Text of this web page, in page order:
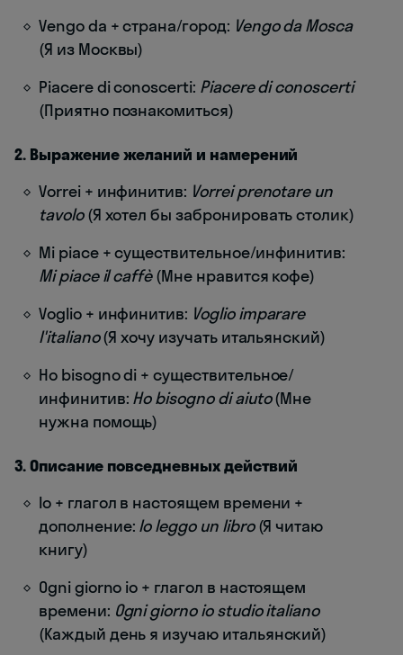
Vengo da + страна/город: Vengo da Mosca
(Я из Москвы)
Piacere di conoscerti: Piacere di conoscerti
(Приятно познакомиться)
2. Выражение желаний и намерений
Vorrei + инфинитив: Vorrei prenotare un
tavolo(Я хотел бы забронировать столик)
Mi piace + существительное/инфинитив:
Mi piace il caffè(Мне нравится кофе)
Voglio + инфинитив: Voglio imparare
l'italiano(Я хочу изучать итальянский)
Ho bisogno di + существительное/
инфинитив: Ho bisogno di aiuto(Мне
нужна помощь)
3. Описание повседневных действий
Io + глагол в настоящем времени +
дополнение: Io leggo un libro(Я читаю
книгу)
Ogni giorno io + глагол в настоящем
времени: Ogni giorno io studio italiano
(Каждый день я изучаю итальянский)